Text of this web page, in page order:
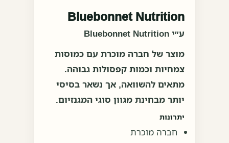
Bluebonnet Nutrition
ע״י Bluebonnet Nutrition
מוצר של חברה מוכרת עם כמוסות
צמחיות וכמות קפסולות גבוהה.
מתאים להשוואה, אך נשאר בסיסי
יותר מבחינת מגוון סוגי המגנזיום.
יתרונות
חברה מוכרת